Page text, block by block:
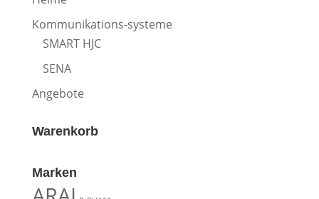
Kommunikations-systeme
SMART HJC
SENA
Angebote
Warenkorb
Marken